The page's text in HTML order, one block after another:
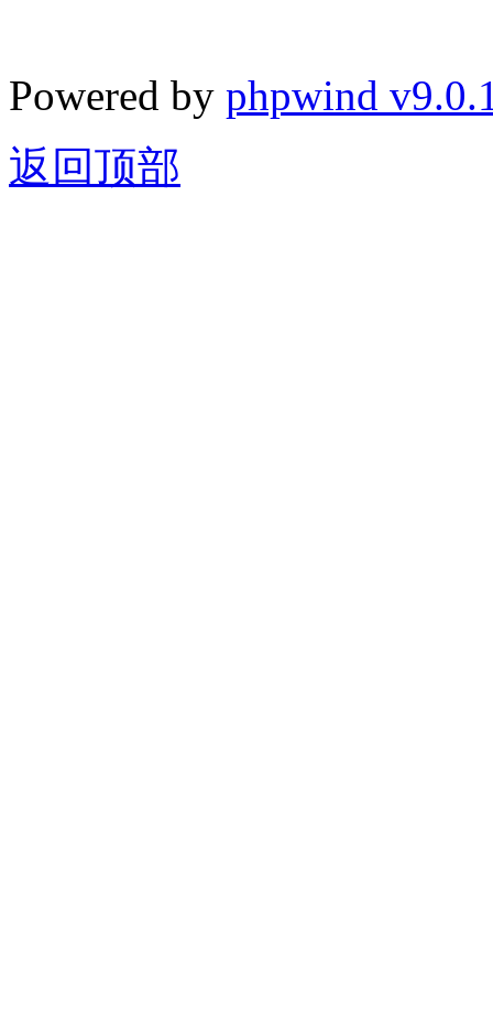
Powered by phpwind
返回顶部